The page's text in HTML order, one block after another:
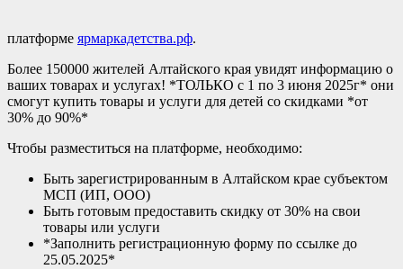
платформе ярмаркадетства.рф.
Более 150000 жителей Алтайского края увидят информацию о
ваших товарах и услугах! *ТОЛЬКО с 1 по 3 июня 2025г* они
смогут купить товары и услуги для детей со скидками *от
30% до 90%*
Чтобы разместиться на платформе, необходимо:
Быть зарегистрированным в Алтайском крае субъектом
МСП (ИП, ООО)
Быть готовым предоставить скидку от 30% на свои
товары или услуги
*Заполнить регистрационную форму по ссылке до
25.05.2025*